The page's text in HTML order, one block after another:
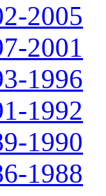
2005
2001
1996
1992
1990
1988